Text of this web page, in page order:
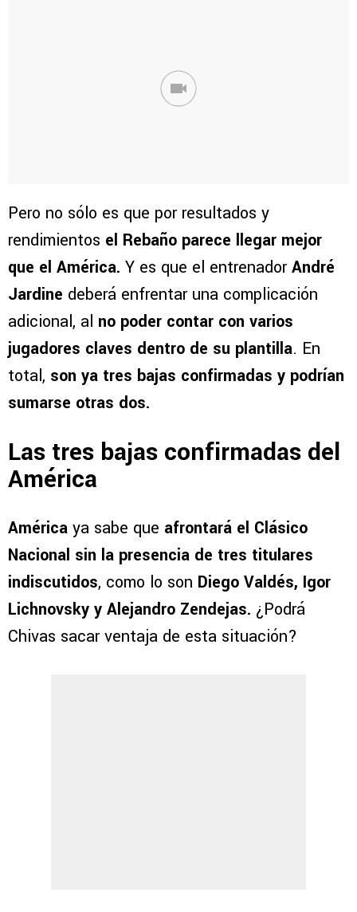
Pero no sólo es que por resultados y
rendimientos el Rebaño parece llegar mejor
que el América. Y es que el entrenadorAndré
Jardine deberá enfrentar una complicación
adicional, al no poder contar con varios
jugadores claves dentro de su plantilla. En
total, son ya tres bajas confirmadas y podrían
sumarse otras dos.
Las tres bajas confirmadas del
América
América ya sabe que afrontará el Clásico
Nacional sin la presencia de tres titulares
indiscutidos, como lo son Diego Valdés, Igor
Lichnovsky y Alejandro Zendejas. ¿Podrá
Chivas sacar ventaja de esta situación?